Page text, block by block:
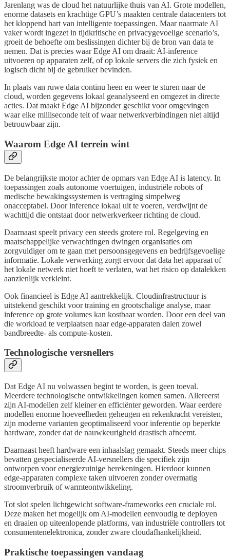
Jarenlang was de cloud het natuurlijke thuis van AI. Grote modellen,
enorme datasets en krachtige GPU’s maakten centrale datacenters tot
het kloppend hart van intelligente toepassingen. Maar naarmate AI
vaker wordt ingezet in tijdkritische en privacygevoelige scenario’s,
groeit de behoefte om beslissingen dichter bij de bron van data te
nemen. Dat is precies waar Edge AI om draait: AI-inference
uitvoeren op apparaten zelf, of op lokale servers die zich fysiek en
logisch dicht bij de gebruiker bevinden.
In plaats van ruwe data continu heen en weer te sturen naar de
cloud, worden gegevens lokaal geanalyseerd en omgezet in directe
acties. Dat maakt Edge AI bijzonder geschikt voor omgevingen
waar elke milliseconde telt of waar netwerkverbindingen niet altijd
betrouwbaar zijn.
Waarom Edge AI terrein wint
De belangrijkste motor achter de opmars van Edge AI is latency. In
toepassingen zoals autonome voertuigen, industriële robots of
medische bewakingssystemen is vertraging simpelweg
onacceptabel. Door inference lokaal uit te voeren, verdwijnt de
wachttijd die ontstaat door netwerkverkeer richting de cloud.
Daarnaast speelt privacy een steeds grotere rol. Regelgeving en
maatschappelijke verwachtingen dwingen organisaties om
zorgvuldiger om te gaan met persoonsgegevens en bedrijfsgevoelige
informatie. Lokale verwerking zorgt ervoor dat data het apparaat of
het lokale netwerk niet hoeft te verlaten, wat het risico op datalekken
aanzienlijk verkleint.
Ook financieel is Edge AI aantrekkelijk. Cloudinfrastructuur is
uitstekend geschikt voor training en grootschalige analyse, maar
inference op grote volumes kan kostbaar worden. Door een deel van
die workload te verplaatsen naar edge-apparaten dalen zowel
bandbreedte- als compute-kosten.
Technologische versnellers
Dat Edge AI nu volwassen begint te worden, is geen toeval.
Meerdere technologische ontwikkelingen komen samen. Allereerst
zijn AI-modellen zelf kleiner en efficiënter geworden. Waar eerdere
modellen enorme hoeveelheden geheugen en rekenkracht vereisten,
zijn moderne varianten geoptimaliseerd voor inferentie op beperkte
hardware, zonder dat de nauwkeurigheid drastisch afneemt.
Daarnaast heeft hardware een inhaalslag gemaakt. Steeds meer chips
bevatten gespecialiseerde AI-versnellers die specifiek zijn
ontworpen voor energiezuinige berekeningen. Hierdoor kunnen
edge-apparaten complexe taken uitvoeren zonder overmatig
stroomverbruik of warmteontwikkeling.
Tot slot spelen lichtgewicht software-frameworks een cruciale rol.
Deze maken het mogelijk om AI-modellen eenvoudig te deployen
en draaien op uiteenlopende platforms, van industriële controllers tot
consumentenelektronica, zonder zware cloudafhankelijkheid.
Praktische toepassingen vandaag